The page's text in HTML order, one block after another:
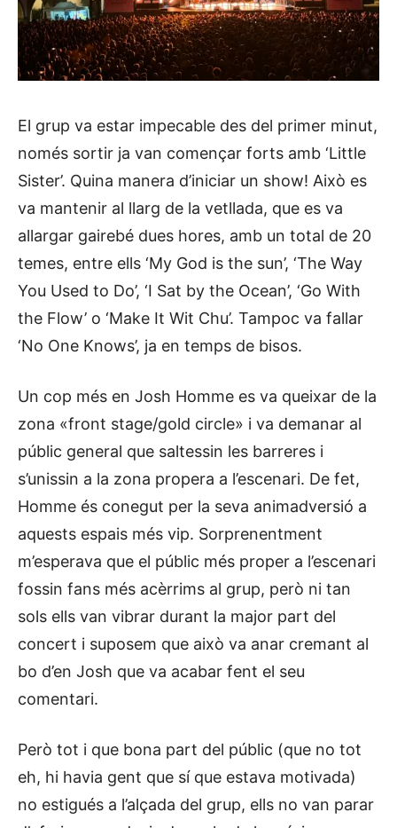
El grup va estar impecable des del primer minut,
només sortir ja van començar forts amb ‘Little
Sister’. Quina manera d’iniciar un show! Això es
va mantenir al llarg de la vetllada, que es va
allargar gairebé dues hores, amb un total de 20
temes, entre ells ‘My God is the sun’, ‘The Way
You Used to Do’, ‘I Sat by the Ocean’, ‘Go With
the Flow’ o ‘Make It Wit Chu’. Tampoc va fallar
‘No One Knows’, ja en temps de bisos.
Un cop més en Josh Homme es va queixar de la
zona «front stage/gold circle» i va demanar al
públic general que saltessin les barreres i
s’unissin a la zona propera a l’escenari. De fet,
Homme és conegut per la seva animadversió a
aquests espais més vip. Sorprenentment
m’esperava que el públic més proper a l’escenari
fossin fans més acèrrims al grup, però ni tan
sols ells van vibrar durant la major part del
concert i suposem que això va anar cremant al
bo d’en Josh que va acabar fent el seu
comentari.
Però tot i que bona part del públic (que no tot
eh, hi havia gent que sí que estava motivada)
no estigués a l’alçada del grup, ells no van parar